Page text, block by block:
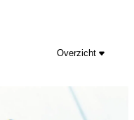
Overzicht